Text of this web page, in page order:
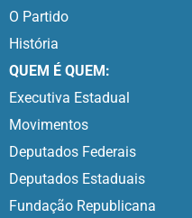
O Partido
História
QUEM É QUEM:
Executiva Estadual
Movimentos
Deputados Federais
Deputados Estaduais
Fundação Republicana